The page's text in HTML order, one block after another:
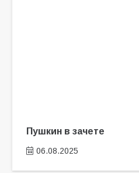
Пушкин в зачете
06.08.2025